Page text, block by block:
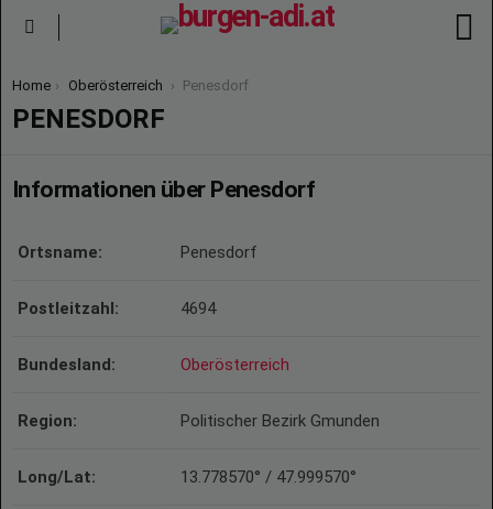
You are here:
Home Oberösterreich Penesdorf
PENESDORF
Informationen über Penesdorf
Ortsname: Penesdorf
Postleitzahl: 4694
Bundesland: Oberösterreich
Region: Politischer Bezirk Gmunden
Long/Lat: 13.778570° / 47.999570°